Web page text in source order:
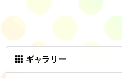
ギャラリー